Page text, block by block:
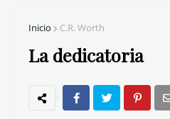
Inicio C.R. Worth
La dedicatoria